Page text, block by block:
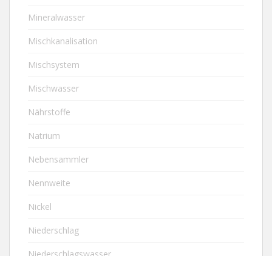
Mineralwasser
Mischkanalisation
Mischsystem
Mischwasser
Nährstoffe
Natrium
Nebensammler
Nennweite
Nickel
Niederschlag